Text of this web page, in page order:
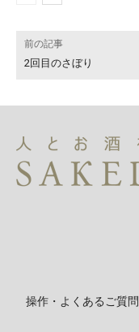
前の記事
2回目のさぼり
操作・よくあるご質問